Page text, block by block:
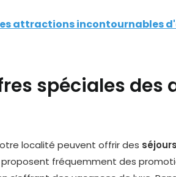
attractions incontournables
spéciales des
localité peuvent offrir des
proposent fréquemment des